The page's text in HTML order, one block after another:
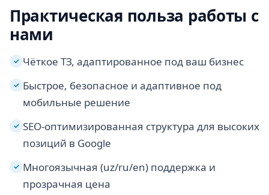
Практическая польза работы с
нами
✓ Чёткое ТЗ, адаптированное под ваш бизнес
✓ Быстрое, безопасное и адаптивное под
мобильные решение
✓ SEO-оптимизированная структура для высоких
позиций в Google
✓ Многоязычная (uz/ru/en) поддержка и
прозрачная цена